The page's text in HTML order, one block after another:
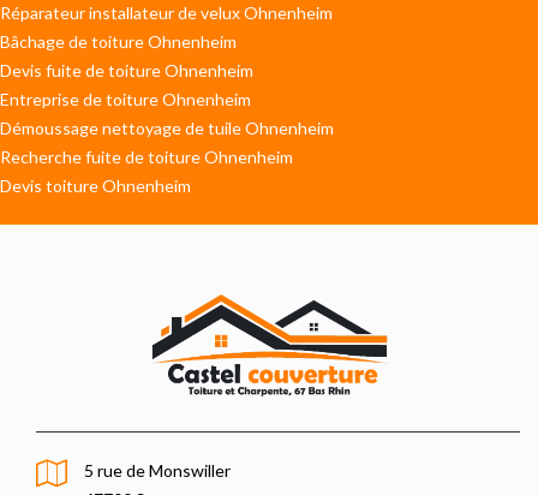
Réparateur installateur de velux Ohnenheim
Bâchage de toiture Ohnenheim
Devis fuite de toiture Ohnenheim
Entreprise de toiture Ohnenheim
Démoussage nettoyage de tuile Ohnenheim
Recherche fuite de toiture Ohnenheim
Devis toiture Ohnenheim
5 rue de Monswiller